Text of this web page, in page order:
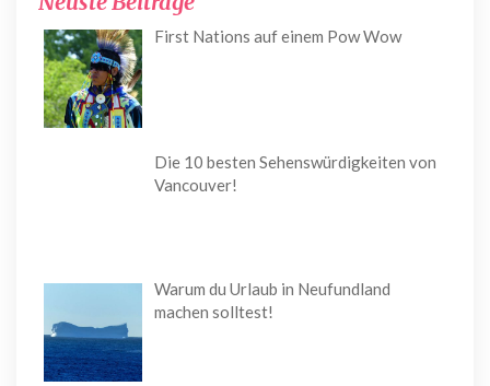
First Nations auf einem Pow Wow
Die 10 besten Sehenswürdigkeiten von
Vancouver!
Warum du Urlaub in Neufundland
machen solltest!